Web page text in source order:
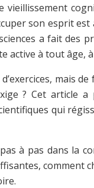
vieillissement
son esprit
a fait des
active à tout âge,
mais
? Cet
qui
à pas dans la